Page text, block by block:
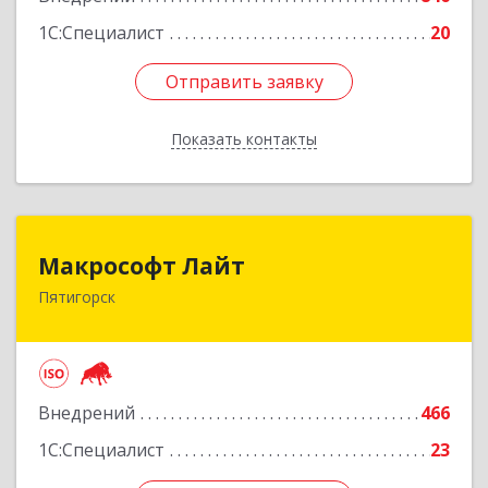
1С:Специалист
20
Отправить заявку
Показать контакты
Отправить заявку
Назад
Макрософт Лайт
Пятигорск
Внедрений
466
1С:Специалист
23
357501, Ставропольский край, Пятигорск г,